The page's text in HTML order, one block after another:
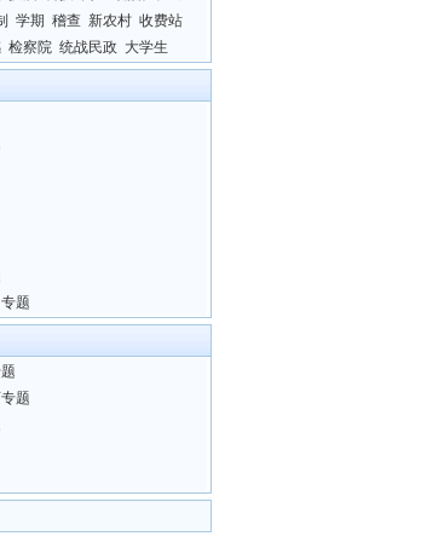
学期 稽查 新农村 收费站
检察院 统战民政 大学生
题
题